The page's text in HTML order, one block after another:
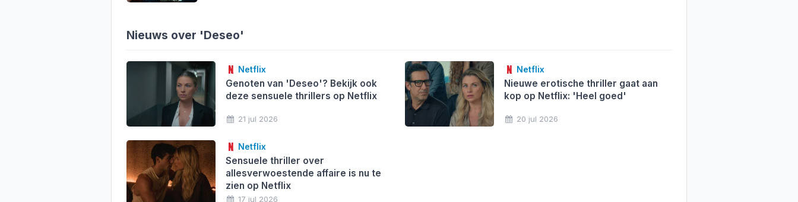
Nieuws over 'Deseo'
Netflix
Genoten van 'Deseo'? Bekijk ook
deze sensuele thrillers op Netflix
21 jul 2026
Netflix
Nieuwe erotische thriller gaat aan
kop op Netflix: 'Heel goed'
20 jul 2026
Netflix
Sensuele thriller over
allesverwoestende affaire is nu te
zien op Netflix
17 jul 2026